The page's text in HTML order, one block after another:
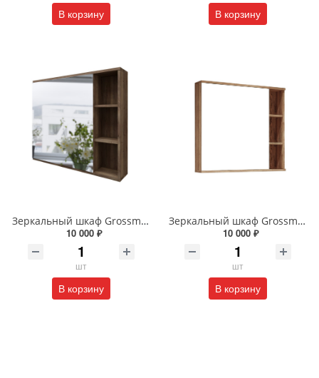
В корзину В корзину
Зеркальный шкаф Grossman Форта 80 см 2080022 темный дуб галифакс
10 000 ₽
шт
В корзину
Зеркальный шкаф Grossman Форта 80 см 208002 дуб галифакс
10 000 ₽
шт
В корзину